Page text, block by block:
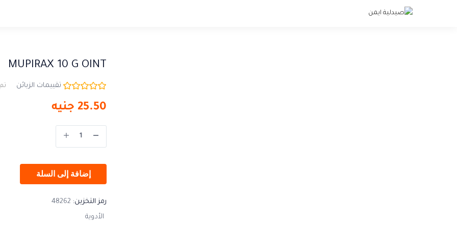
MUPIRAX 10 G OINT
تقييمات الزبائن
25.50 جنيه
إضافة إلى السلة
رمز التخزين: 48262
الأدوية